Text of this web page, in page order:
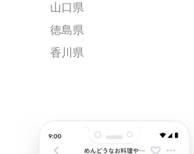
山口県
徳島県
香川県